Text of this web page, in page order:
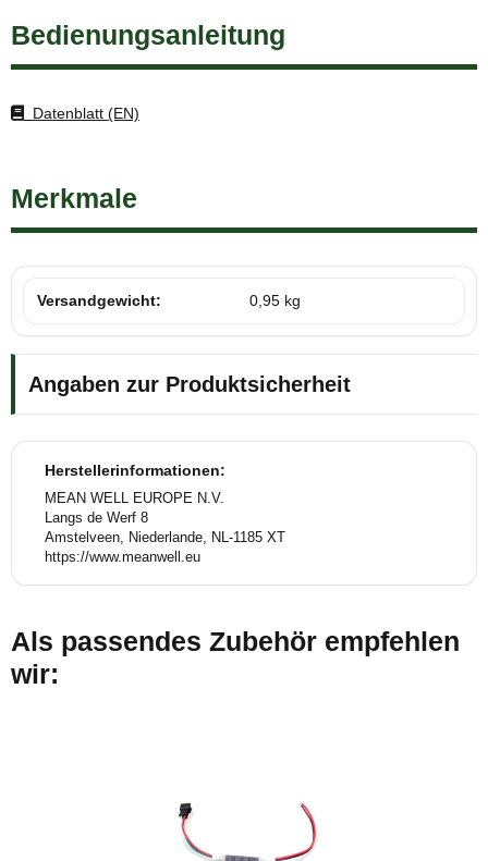
Bedienungsanleitung
Datenblatt (EN)
Merkmale
Versandgewicht: 0,95 kg
Angaben zur Produktsicherheit
Herstellerinformationen:
MEAN WELL EUROPE N.V.
Langs de Werf 8
Amstelveen, Niederlande, NL-1185 XT
https://www.meanwell.eu
Als passendes Zubehör empfehlen
wir: